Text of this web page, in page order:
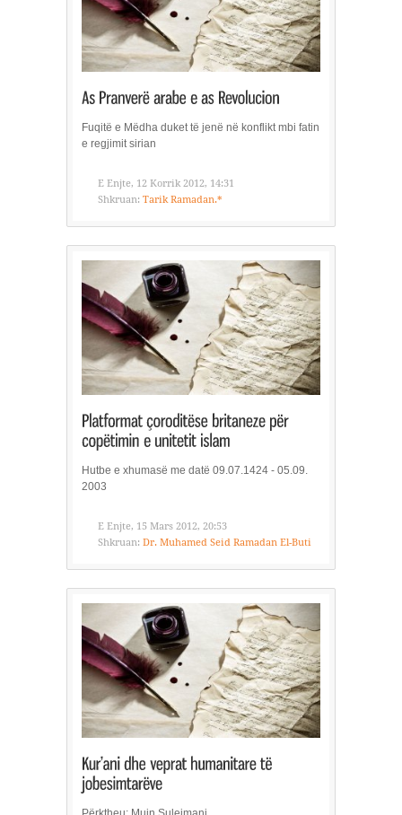
Fuqitë e Mëdha duket të jenë në konflikt mbi fatin
e regjimit sirian
E Enjte, 12 Korrik 2012, 14:31
Shkruan: Tarik Ramadan.*
Hutbe e xhumasë me datë 09.07.1424 - 05.09.
2003
E Enjte, 15 Mars 2012, 20:53
Shkruan: Dr. Muhamed Seid Ramadan El-Buti